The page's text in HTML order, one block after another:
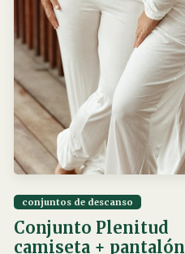
conjuntos de descanso
Conjunto Plenitud
camiseta + pantalón